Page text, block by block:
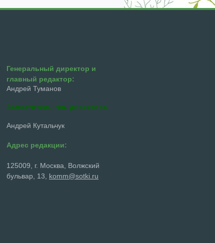
Генеральный директор и
главный редактор:
Андрей Туманов
Заместитель ген. директора
Андрей Кутальчук
Адрес редакции:
125009, г. Москва, Волжский
бульвар, 13, komm@sotki.ru